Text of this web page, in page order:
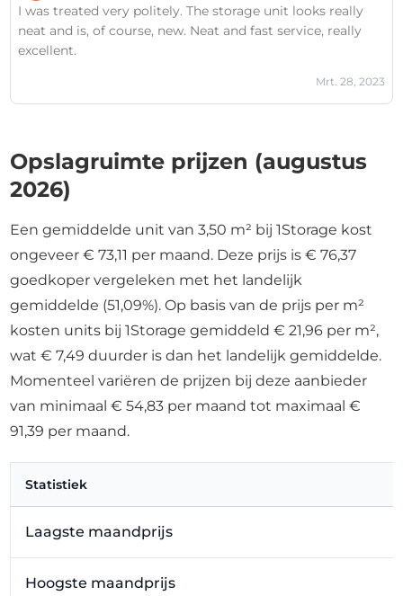
I was treated very politely. The storage unit looks really
neat and is, of course, new. Neat and fast service, really
excellent.
Mrt. 28, 2023
Opslagruimte prijzen (augustus
2026)
Een gemiddelde unit van 3,50 m² bij 1Storage kost
ongeveer € 73,11 per maand. Deze prijs is € 76,37
goedkoper vergeleken met het landelijk
gemiddelde (51,09%). Op basis van de prijs per m²
kosten units bij 1Storage gemiddeld € 21,96 per m²,
wat € 7,49 duurder is dan het landelijk gemiddelde.
Momenteel variëren de prijzen bij deze aanbieder
van minimaal € 54,83 per maand tot maximaal €
91,39 per maand.
Statistiek
Laagste maandprijs
Hoogste maandprijs